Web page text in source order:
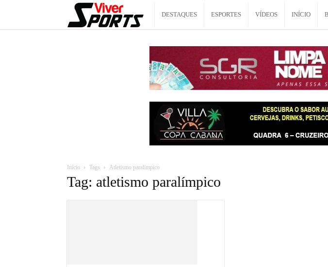
Viver
DESTAQUES ESPORTES VÍDEOS INÍCIO
Início Tags Atletismo paralímpico
Tag: atletismo paralímpico